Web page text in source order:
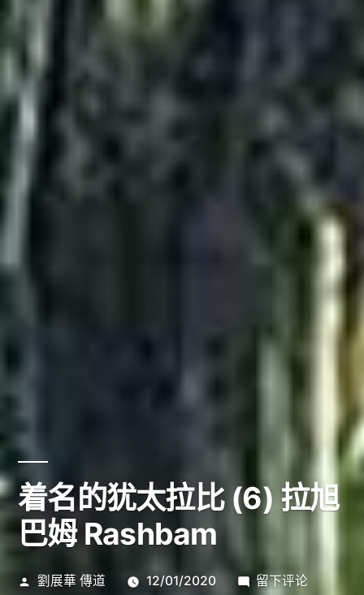
着名的犹太拉比 (6) 拉旭
巴姆 Rashbam
发
劉展華 傳道 12/01/2020
于
留下评论